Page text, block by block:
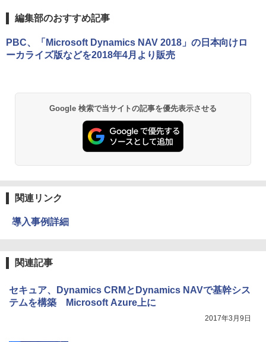
編集部のおすすめ記事
PBC、「Microsoft Dynamics NAV 2018」の日本向けロ
ーカライズ版などを2018年4月より販売
Google 検索で当サイトの記事を優先表示させる
関連リンク
導入事例詳細
関連記事
セキュア、Dynamics CRMとDynamics NAVで基幹シス
テムを構築 Microsoft Azure上に
2017年3月9日